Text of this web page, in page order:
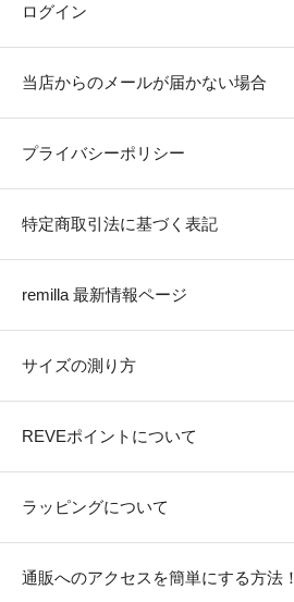
ログイン
当店からのメールが届かない場合
プライバシーポリシー
特定商取引法に基づく表記
remilla 最新情報ページ
サイズの測り方
REVEポイントについて
ラッピングについて
通販へのアクセスを簡単にする方法！